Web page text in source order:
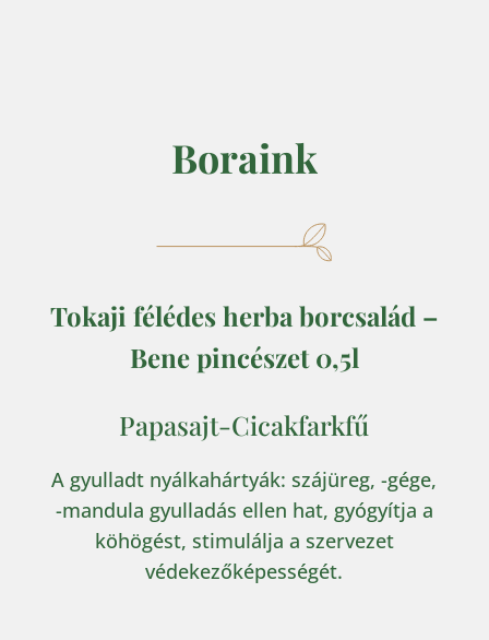
Boraink
Tokaji félédes herba borcsalád –
Bene pincészet 0,5l
Papasajt-Cicakfarkfű
A gyulladt nyálkahártyák: szájüreg, -gége,
-mandula gyulladás ellen hat, gyógyítja a
köhögést, stimulálja a szervezet
védekezőképességét.